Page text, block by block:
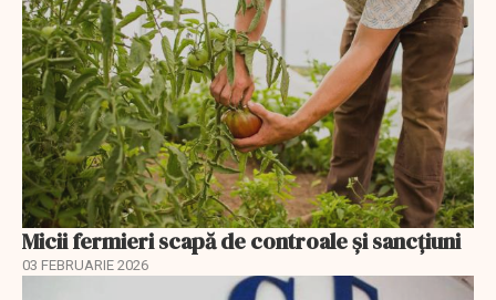
Micii fermieri scapă de controale și sancțiuni
03 FEBRUARIE 2026